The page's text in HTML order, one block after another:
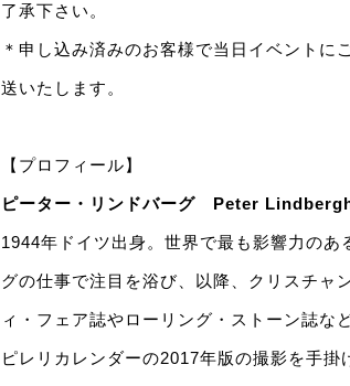
了承下さい。
＊申し込み済みのお客様で当日イベントに
送いたします。
【プロフィール】
ピーター・リンドバーグ Peter
1944年ドイツ出身。世界で最も影響力の
グの仕事で注目を浴び、以降、クリスチャ
ィ・フェア誌やローリング・ストーン誌な
ピレリカレンダーの2017年版の撮影を手